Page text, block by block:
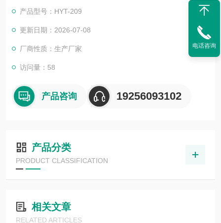
G/T 2764-2013之行业标准关于堆积密度的测定以及GB/T 23771
-2009《无机化工产品中堆积密度的测定》。活性白土堆积密度
计
产品型号：HYT-209
更新日期：2026-07-08
厂商性质：生产厂家
访问量：58
产品咨询 19256093102
产品分类
PRODUCT CLASSIFICATION
相关文章
RELATED ARTICLES
电话咨询